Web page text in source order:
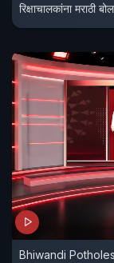
रिक्षाचालकांना
Bhiwandi Potholes|